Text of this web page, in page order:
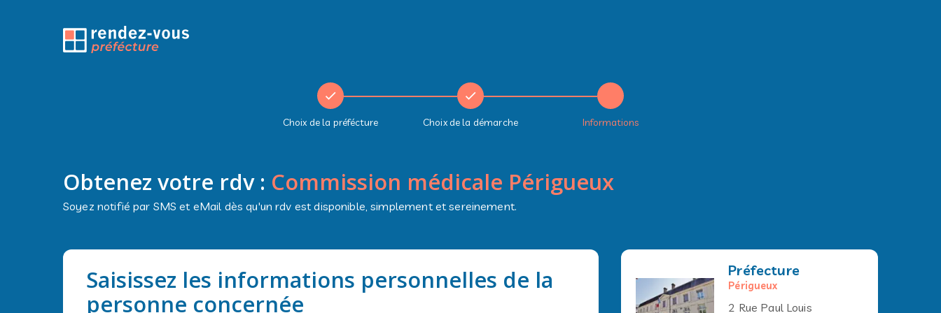
Obtenez votre rdv : Commission médicale Périgueux
Soyez notifié par SMS et eMail dès qu'un rdv est disponible, simplement et sereinement.
Saisissez les informations personnelles de la
personne concernée
Préfecture
Périgueux
2 Rue Paul Louis
Choix de la préfécture Choix de la démarche Informations